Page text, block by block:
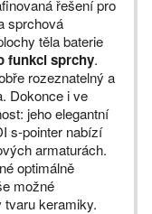
řešení pro
sprchová
těla baterie
funkci sprchy.
rozeznatelný a
Dokonce i ve
jeho elegantní
s-pointer nabízí
armaturách.
optimálně
možné
tvaru keramiky.